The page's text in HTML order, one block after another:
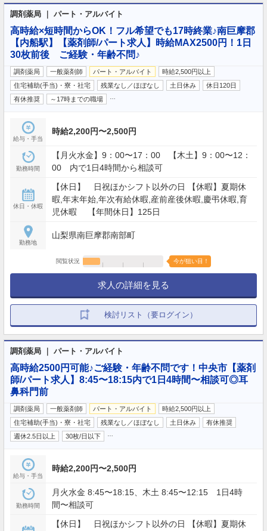
調剤薬局 ｜ パート・アルバイト
高時給×短時間からOK！フル希望でも17時終業♪南巨摩郡
【内船駅】【薬剤師/パート求人】時給MAX2500円！1日
30枚前後 ご経験・年齢不問♪
調剤薬局 一般薬剤師 パート・アルバイト
時給2,500円以上
住宅補助(手当)・寮・社宅
残業なし／ほぼなし 土日休み
休日120日
有休推奨
～17時までの職場
給与・手当
時給2,200円〜2,500円
勤務時間
【月火水金】9：00〜17：00 【木土】9：00〜12：
00 内で1日4時間から相談可
休日・休暇
【休日】 日祝ほかシフト以外の日 【休暇】夏期休
暇,年末年始,年次有給休暇,産前産後休暇,慶弔休暇,育
児休暇 【年間休日】125日
勤務地
山梨県南巨摩郡南部町
閲覧状況 今が狙い目！
求人の詳細を見る
検討リスト（要ログイン）
調剤薬局 ｜ パート・アルバイト
高時給2500円可能♪ご経験・年齢不問です！中央市【薬剤
師/パート求人】8:45〜18:15内で1日4時間〜相談可◎耳
鼻科門前
調剤薬局 一般薬剤師 パート・アルバイト
時給2,500円以上
住宅補助(手当)・寮・社宅
残業なし／ほぼなし 土日休み
有休推奨
週休2.5日以上
30枚/日以下
給与・手当
時給2,200円〜2,500円
勤務時間
月火水金 8:45〜18:15、木土 8:45〜12:15 1日4時
間〜相談可
【休日】 日祝ほかシフト以外の日 【休暇】夏期休